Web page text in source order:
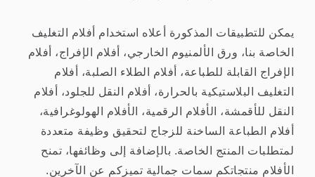
يمكن للتطبيقات المذكورة أعلاه استخدام أفلام التغليف
الخاصة بنا، ورق الألمنيوم الخارجي، أفلام الإفراج، أفلام
الإفراج القابلة للطباعة، أفلام الطلاء الصلبة، أفلام
التغليف البلاستيكية بالحرارة، أفلام النقل للجلود، أفلام
النقل للأقمشة، الأفلام الرقمية، الأفلام الهولوغرافية،
أفلام الطباعة الساخنة للزجاج لتحقيق وظيفة متعددة
لمتطلبات المنتج الخاصة. بالإضافة إلى وظائفها، تمنح
الأفلام منتجاتكم سمات جمالية تميزكم عن الآخرين.